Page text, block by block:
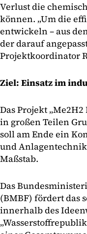
Verlust die
können. „Um die
entwickeln – aus
der darauf
Projektkoordinator
Ziel: Einsatz im
Das Projekt
in großen Teilen
soll am Ende ein
und
Maßstab.
Das
(BMBF) fördert das
innerhalb des